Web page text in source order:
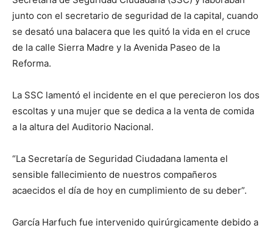
junto con el secretario de seguridad de la capital, cuando
se desató una balacera que les quitó la vida en el cruce
de la calle Sierra Madre y la Avenida Paseo de la
Reforma.
La SSC lamentó el incidente en el que perecieron los dos
escoltas y una mujer que se dedica a la venta de comida
a la altura del Auditorio Nacional.
“La Secretaría de Seguridad Ciudadana lamenta el
sensible fallecimiento de nuestros compañeros
acaecidos el día de hoy en cumplimiento de su deber”.
García Harfuch fue intervenido quirúrgicamente debido a